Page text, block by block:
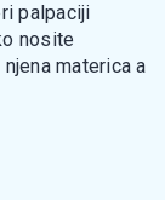
palpaciji
nosite
materica a